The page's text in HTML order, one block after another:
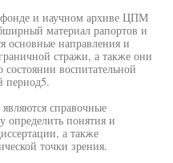
и научном архиве ЦПМ
материал рапортов и
основные направления и
стражи, а также они
воспитательной
период5.
справочные
определить понятия и
а также
точки зрения.